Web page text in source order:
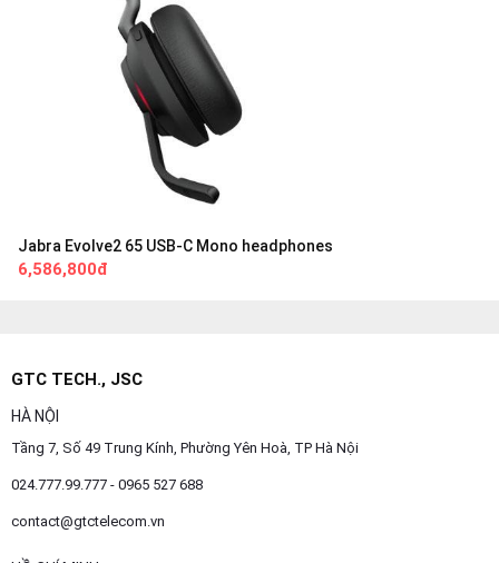
Jabra Evolve2 65 USB-C Mono headphones
6,586,800đ
GTC TECH., JSC
HÀ NỘI
Tầng 7, Số 49 Trung Kính, Phường Yên Hoà, TP Hà Nội
024.777.99.777 - 0965 527 688
contact@gtctelecom.vn